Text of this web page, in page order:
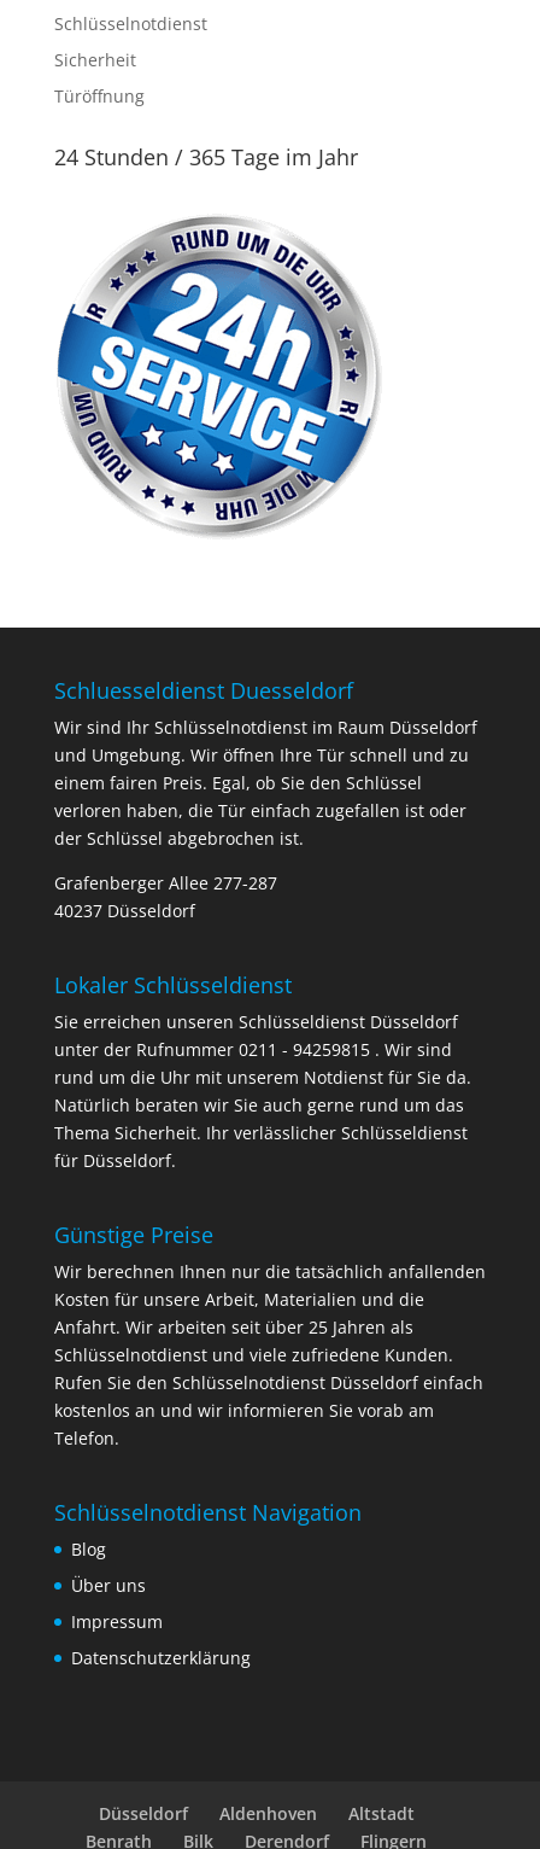
Schlüsselnotdienst
Sicherheit
Türöffnung
24 Stunden / 365 Tage im Jahr
Schluesseldienst Duesseldorf
Wir sind Ihr Schlüsselnotdienst im Raum Düsseldorf
und Umgebung. Wir öffnen Ihre Tür schnell und zu
einem fairen Preis. Egal, ob Sie den Schlüssel
verloren haben, die Tür einfach zugefallen ist oder
der Schlüssel abgebrochen ist.
Grafenberger Allee 277-287
40237 Düsseldorf
Lokaler Schlüsseldienst
Sie erreichen unseren Schlüsseldienst Düsseldorf
unter der Rufnummer 0211 - 94259815 . Wir sind
rund um die Uhr mit unserem Notdienst für Sie da.
Natürlich beraten wir Sie auch gerne rund um das
Thema Sicherheit. Ihr verlässlicher Schlüsseldienst
für Düsseldorf.
Günstige Preise
Wir berechnen Ihnen nur die tatsächlich anfallenden
Kosten für unsere Arbeit, Materialien und die
Anfahrt. Wir arbeiten seit über 25 Jahren als
Schlüsselnotdienst und viele zufriedene Kunden.
Rufen Sie den Schlüsselnotdienst Düsseldorf einfach
kostenlos an und wir informieren Sie vorab am
Telefon.
Schlüsselnotdienst Navigation
Blog
Über uns
Impressum
Datenschutzerklärung
Düsseldorf Aldenhoven
Altstadt
Benrath
Bilk Derendorf Flingern